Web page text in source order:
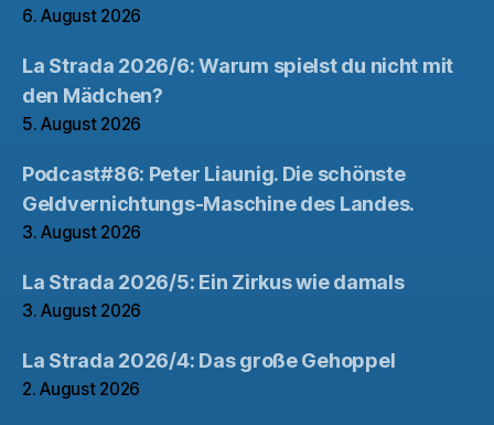
6. August 2026
La Strada 2026/6: Warum spielst du nicht mit
den Mädchen?
5. August 2026
Podcast#86: Peter Liaunig. Die schönste
Geldvernichtungs-Maschine des Landes.
3. August 2026
La Strada 2026/5: Ein Zirkus wie damals
3. August 2026
La Strada 2026/4: Das große Gehoppel
2. August 2026